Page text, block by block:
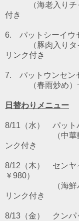
（海老入りチャ
付き
6. パットシーイウ
（豚肉入りタイ
リンク付き
7. パットウンセン
（春雨炒め）サ
日替わりメニュー
8/11（水） パット
（中華麵の焼
ンク付き
8/12（木） センヤ
￥980）
（海鮮バジル
リンク付き
8/13（金） クンパ